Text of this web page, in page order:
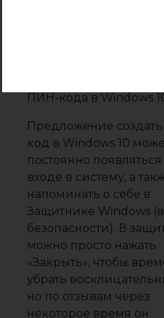
Предложение
код в Windows 10
постоянно
входе в систему, а
напоминать о себе в
Защитнике Windows
безопасности). В
можно просто нажать
«Закрыть», чтобы
убрать
но по отзывам через
некоторое время он